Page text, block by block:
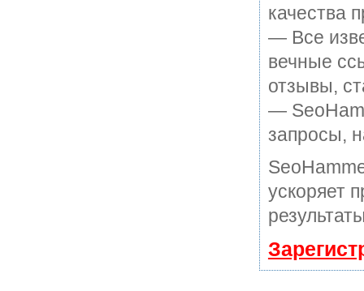
качества
— Все
вечные
отзывы,
—
запросы,
ускоряет